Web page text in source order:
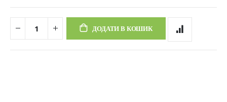
ДОДАТИ В КОШИК